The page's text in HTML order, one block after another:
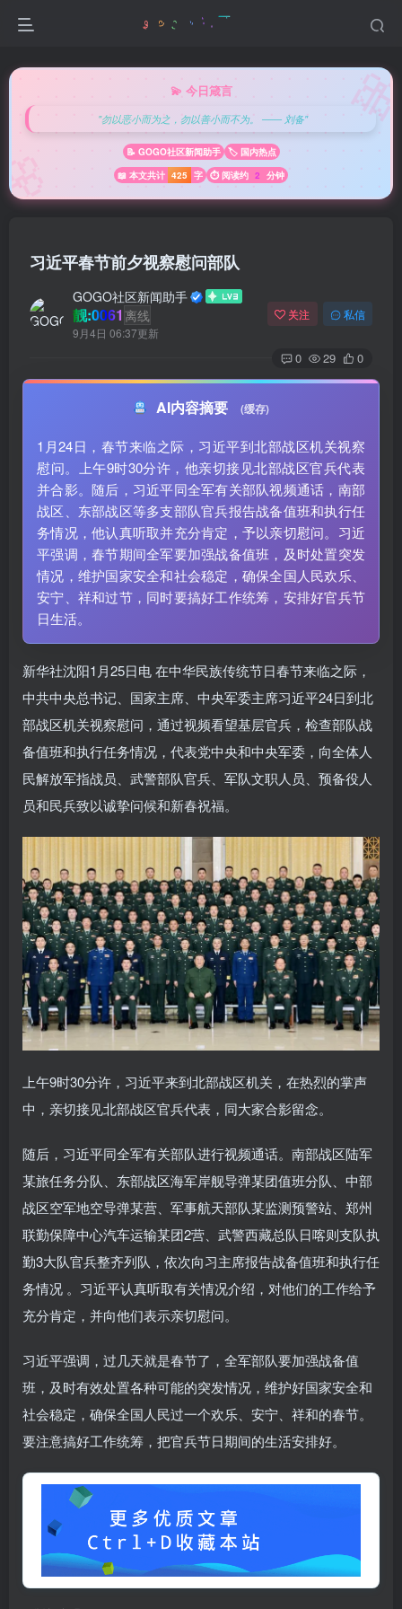
💫 今日箴言
"勿以恶小而为之，勿以善小而不为。 —— 刘备"
📝 GOGO社区新闻助手
🏷️ 国内热点
📖 本文共计 425 字 ⏱️ 阅读约 2 分钟
习近平春节前夕视察慰问部队
GOGO社区新闻助手
靓:0061 离线
9月4日 06:37更新
关注 私信
0 29 0
AI内容摘要 (缓存)
1月24日，春节来临之际，习近平到北部战区机关视察
慰问。上午9时30分许，他亲切接见北部战区官兵代表
并合影。随后，习近平同全军有关部队视频通话，南部
战区、东部战区等多支部队官兵报告战备值班和执行任
务情况，他认真听取并充分肯定，予以亲切慰问。习近
平强调，春节期间全军要加强战备值班，及时处置突发
情况，维护国家安全和社会稳定，确保全国人民欢乐、
安宁、祥和过节，同时要搞好工作统筹，安排好官兵节
日生活。
新华社沈阳1月25日电 在中华民族传统节日春节来临之际，
中共中央总书记、国家主席、中央军委主席习近平24日到北
部战区机关视察慰问，通过视频看望基层官兵，检查部队战
备值班和执行任务情况，代表党中央和中央军委，向全体人
民解放军指战员、武警部队官兵、军队文职人员、预备役人
员和民兵致以诚挚问候和新春祝福。
上午9时30分许，习近平来到北部战区机关，在热烈的掌声
中，亲切接见北部战区官兵代表，同大家合影留念。
随后，习近平同全军有关部队进行视频通话。南部战区陆军
某旅任务分队、东部战区海军岸舰导弹某团值班分队、中部
战区空军地空导弹某营、军事航天部队某监测预警站、郑州
联勤保障中心汽车运输某团2营、武警西藏总队日喀则支队执
勤3大队官兵整齐列队，依次向习主席报告战备值班和执行任
务情况 。习近平认真听取有关情况介绍，对他们的工作给予
充分肯定，并向他们表示亲切慰问。
习近平强调，过几天就是春节了，全军部队要加强战备值
班，及时有效处置各种可能的突发情况，维护好国家安全和
社会稳定，确保全国人民过一个欢乐、安宁、祥和的春节。
要注意搞好工作统筹，把官兵节日期间的生活安排好。